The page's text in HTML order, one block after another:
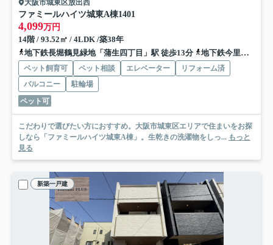
大阪市城東区放出西
ファミールハイツ城東A棟1401
4,099万円
14階 / 93.52㎡ / 4LDK /築38年
地下鉄長堀鶴見緑地「蒲生四丁目」駅 徒歩13分
地下鉄今里筋線「蒲生四丁目」駅 徒歩13分
ペット飼育可 ペット相談 エレベーター
リフォーム済
バルコニー
駐輪場
ペット可
こだわりで選びたい方におすすめ。大阪市城東区エリアで住まいをお探
しなら「ファミールハイツ城東A棟」。生乾きの洗濯物をしっ... もっと
見る
新築一戸建